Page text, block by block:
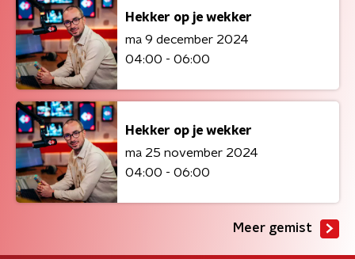
Hekker op je wekker
ma 9 december 2024
04:00 - 06:00
Hekker op je wekker
ma 25 november 2024
04:00 - 06:00
Meer gemist